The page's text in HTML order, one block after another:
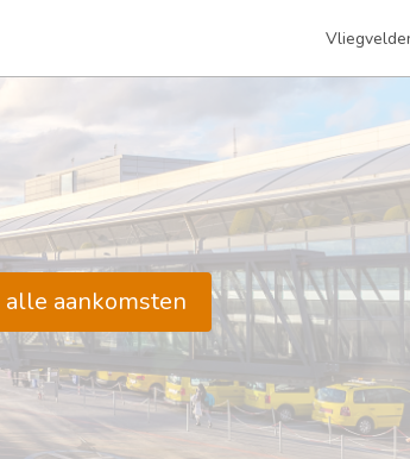
alle aankomsten